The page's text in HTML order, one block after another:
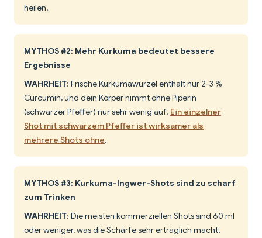
heilen.
MYTHOS #2: Mehr Kurkuma bedeutet bessere
Ergebnisse
WAHRHEIT: Frische Kurkumawurzel enthält nur 2-3 %
Curcumin, und dein Körper nimmt ohne Piperin
(schwarzer Pfeffer) nur sehr wenig auf. Ein einzelner
Shot mit schwarzem Pfeffer ist wirksamer als
mehrere Shots ohne.
MYTHOS #3: Kurkuma-Ingwer-Shots sind zu scharf
zum Trinken
WAHRHEIT: Die meisten kommerziellen Shots sind 60 ml
oder weniger, was die Schärfe sehr erträglich macht.